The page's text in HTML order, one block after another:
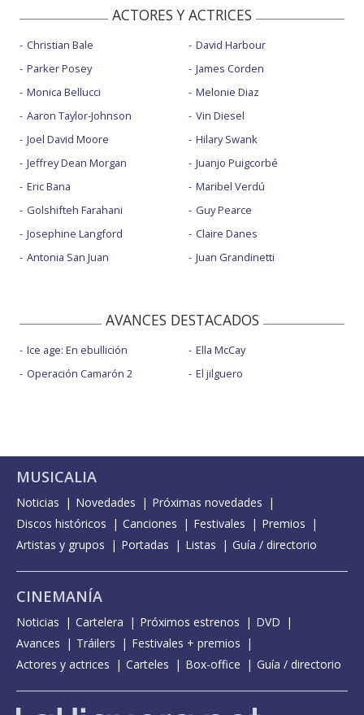
ACTORES Y ACTRICES
Christian Bale
Parker Posey
Monica Bellucci
Aaron Taylor-Johnson
Joel David Moore
Jeffrey Dean Morgan
Eric Bana
Golshifteh Farahani
Josephine Langford
Antonia San Juan
David Harbour
James Corden
Melonie Diaz
Vin Diesel
Hilary Swank
Juanjo Puigcorbé
Maribel Verdú
Guy Pearce
Claire Danes
Juan Grandinetti
AVANCES DESTACADOS
Ice age: En ebullición
Operación Camarón 2
Ella McCay
El jilguero
MUSICALIA
Noticias Novedades
Próximas novedades
Discos históricos
Canciones Festivales
Premios
Artistas y grupos
Portadas Listas Guía / directorio
CINEMANÍA
Noticias Cartelera Próximos estrenos
DVD
Avances
Tráilers
Festivales + premios
Actores y actrices
Carteles Box-office Guía / directorio